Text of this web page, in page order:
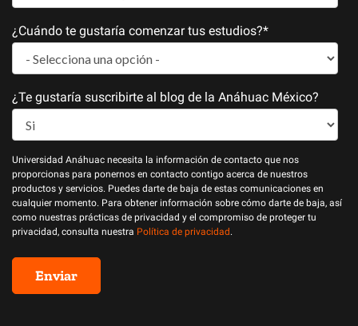
¿Cuándo te gustaría comenzar tus estudios?*
¿Te gustaría suscribirte al blog de la Anáhuac México?
Universidad Anáhuac necesita la información de contacto que nos
proporcionas para ponernos en contacto contigo acerca de nuestros
productos y servicios. Puedes darte de baja de estas comunicaciones en
cualquier momento. Para obtener información sobre cómo darte de baja, así
como nuestras prácticas de privacidad y el compromiso de proteger tu
privacidad, consulta nuestra Política de privacidad .